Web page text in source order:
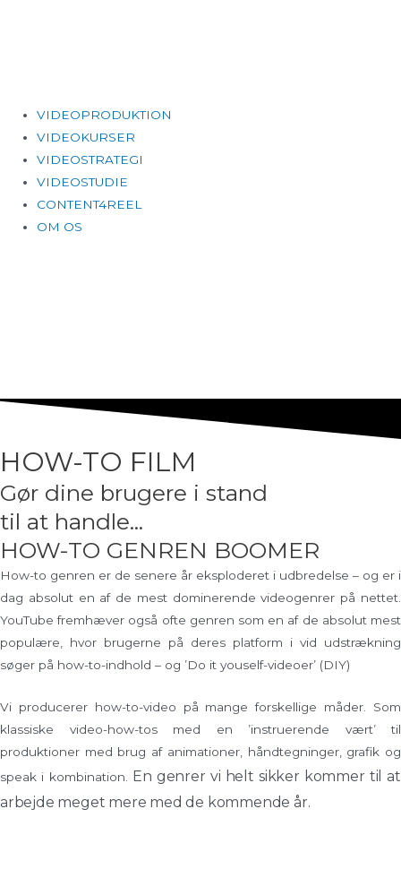
Main
Menu
VIDEOPRODUKTION
VIDEOKURSER
VIDEOSTRATEGI
VIDEOSTUDIE
CONTENT4REEL
OM OS
HOW-TO FILM
Gør dine brugere i stand
til at handle...
HOW-TO GENREN BOOMER
How-to genren er de senere år eksploderet i udbredelse – og er i
dag absolut en af de mest dominerende videogenrer på nettet.
YouTube fremhæver også ofte genren som en af de absolut mest
populære, hvor brugerne på deres platform i vid udstrækning
søger på how-to-indhold – og ’Do it youself-videoer’ (DIY)
Vi producerer how-to-video på mange forskellige måder. Som
klassiske video-how-tos med en ’instruerende vært’ til
produktioner med brug af animationer, håndtegninger, grafik og
speak i kombination. En genrer vi helt sikker kommer til at
arbejde meget mere med de kommende år.